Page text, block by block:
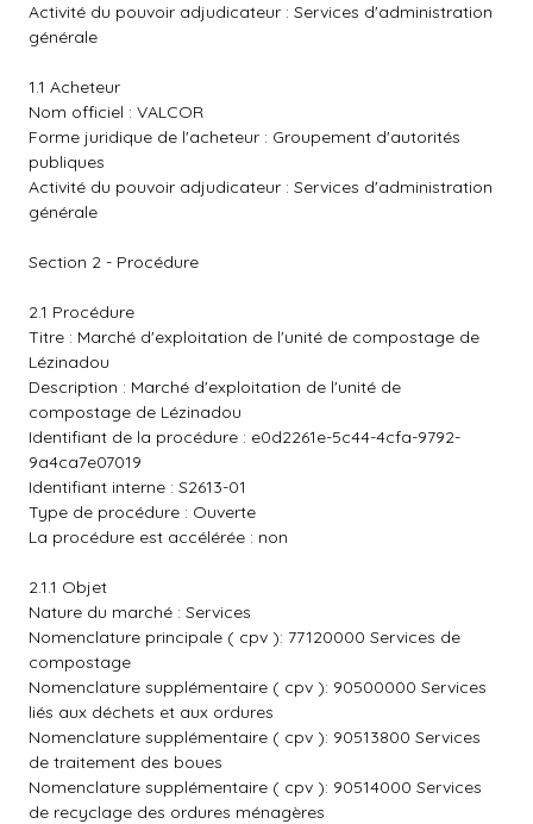
Activité du pouvoir adjudicateur : Services d'administration
générale
1.1 Acheteur
Nom officiel : VALCOR
Forme juridique de l'acheteur : Groupement d'autorités
publiques
Activité du pouvoir adjudicateur : Services d'administration
générale
Section 2 - Procédure
2.1 Procédure
Titre : Marché d'exploitation de l'unité de compostage de
Lézinadou
Description : Marché d'exploitation de l'unité de
compostage de Lézinadou
Identifiant de la procédure : e0d2261e-5c44-4cfa-9792-
9a4ca7e07019
Identifiant interne : S2613-01
Type de procédure : Ouverte
La procédure est accélérée : non
2.1.1 Objet
Nature du marché : Services
Nomenclature principale ( cpv ): 77120000 Services de
compostage
Nomenclature supplémentaire ( cpv ): 90500000 Services
liés aux déchets et aux ordures
Nomenclature supplémentaire ( cpv ): 90513800 Services
de traitement des boues
Nomenclature supplémentaire ( cpv ): 90514000 Services
de recyclage des ordures ménagères